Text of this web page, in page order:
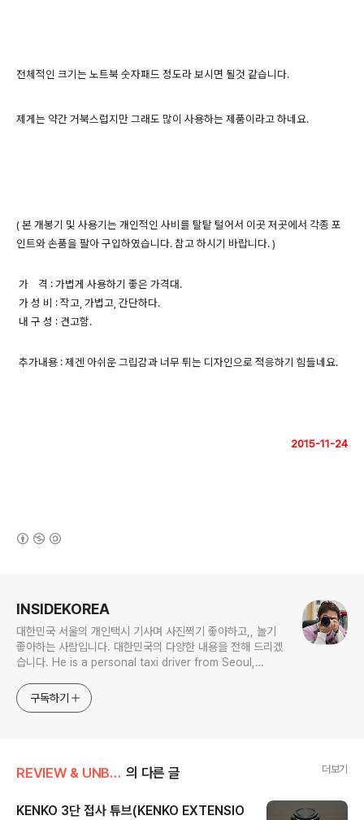
전체적인 크기는 노트북 숫자패드 정도라 보시면 될것 같습니다.
제게는 약간 거북스럽지만 그래도 많이 사용하는 제품이라고 하네요.
( 본 개봉기 및 사용기는 개인적인 사비를 탈탙 털어서 이곳 저곳에서 각종 포
인트와 손품을 팔아 구입하였습니다. 참고 하시기 바랍니다. )
가 격 : 가볍게 사용하기 좋은 가격대.
가 성 비 : 작고, 가볍고, 간단하다.
내 구 성 : 견고함.
추가내용 : 제겐 아쉬운 그립감과 너무 튀는 디자인으로 적응하기 힘들네요.
2015-11-24
INSIDEKOREA
대한민국 서울의 개인택시 기사며 사진찍기 좋아하고,, 놀기
좋아하는 사람입니다. 대한민국의 다양한 내용을 전해 드리겠
습니다. He is a personal taxi driver from Seoul,
play. I will give you various contents of Korea.
구독하기
REVIEW & UNBOXING 의 다른 글 더보기
KENKO 3단 접사 튜브(KENKO EXTENSIO